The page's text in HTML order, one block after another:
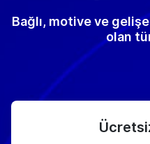
Bağlı, motive ve
olan